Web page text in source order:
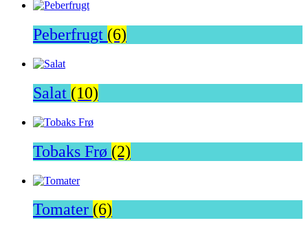
Peberfrugt (6)
Salat (10)
Tobaks Frø (2)
Tomater (6)